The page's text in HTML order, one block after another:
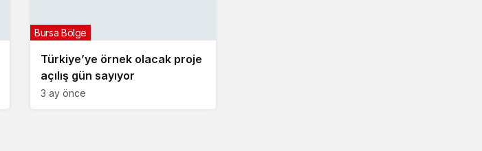
Türkiye’ye örnek olacak proje
açılış gün sayıyor
Bursa Bölge
3 ay önce